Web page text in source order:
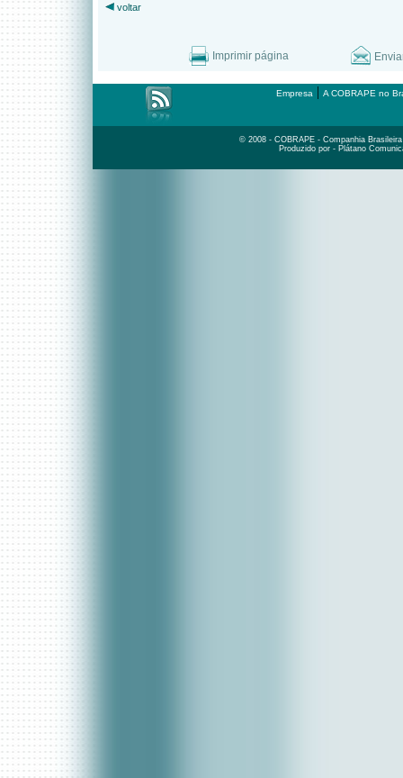
voltar
Imprimir página
Empresa | A COBRAPE no
© 2008 - COBRAPE - Companhia
Produzido por - Plátano